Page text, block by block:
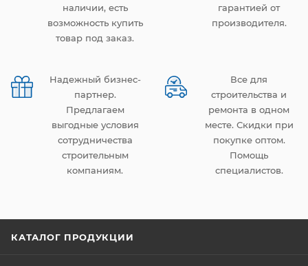
наличии, есть
возможность купить
товар под заказ.
гарантией от
производителя.
Надежный бизнес-
партнер.
Предлагаем
выгодные условия
сотрудничества
строительным
компаниям.
Все для
строительства и
ремонта в одном
месте. Скидки при
покупке оптом.
Помощь
специалистов.
КАТАЛОГ ПРОДУКЦИИ